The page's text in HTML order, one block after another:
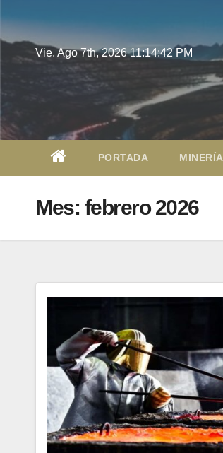
contenidoVie. Ago 7th, 202611:14:43 PM
PORTADA MINERÍA
Mes: febrero 2026